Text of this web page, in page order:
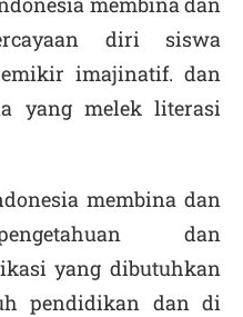
diri siswa
imajinatif. dan
yang melek literasi
membina dan
dan
yang dibutuhkan
pendidikan dan di